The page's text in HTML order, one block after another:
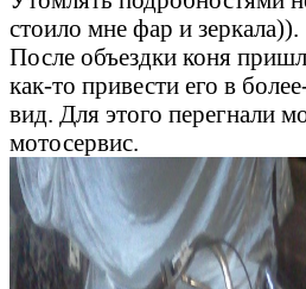
стоило мне фар и зеркала)).
После объездки коня
как-то привести его в
вид. Для этого перегнали
мотосервис.